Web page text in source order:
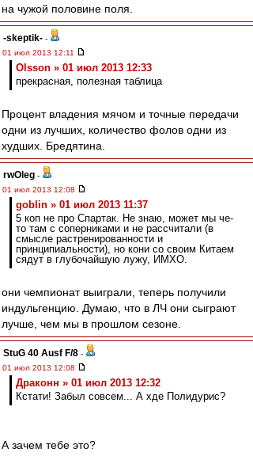
на чужой половине поля.
-skeptik- -
01 июл 2013 12:11
Olsson » 01 июл 2013 12:33
прекрасная, полезная таблица
Процент владения мячом и точные передачи
одни из лучших, количество фолов одни из
худших. Бредятина.
rwOleg -
01 июл 2013 12:08
goblin » 01 июл 2013 11:37
5 коп не про Спартак. Не знаю, может мы че-
то там с соперниками и не рассчитали (в
смысле растренированности и
принципиальности), но кони со своим Китаем
сядут в глубочайшую лужу, ИМХО.
они чемпионат выиграли, теперь получили
индульгенцию. Думаю, что в ЛЧ они сыграют
лучше, чем мы в прошлом сезоне.
StuG 40 Ausf F/8 -
01 июл 2013 12:08
Драконн » 01 июл 2013 12:32
Кстати! Забыл совсем... А хде Полидурис?
А зачем тебе это?